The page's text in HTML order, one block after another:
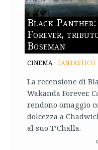
Black
Forever,
Boseman
CINEMA FANTASTICO
La recensione di
Wakanda Forever.
rendono omaggio
dolcezza a
al suo T’Challa.